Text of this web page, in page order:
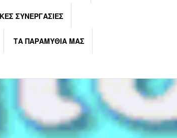
ΣΥΝΕΡΓΑΣΊΕΣ
ΤΑ ΠΑΡΑΜΥΘΙΑ ΜΑΣ